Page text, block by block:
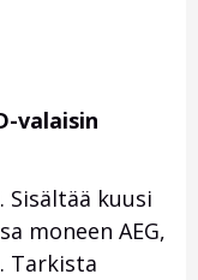
valaisin
Sisältää kuusi
moneen AEG,
Tarkista